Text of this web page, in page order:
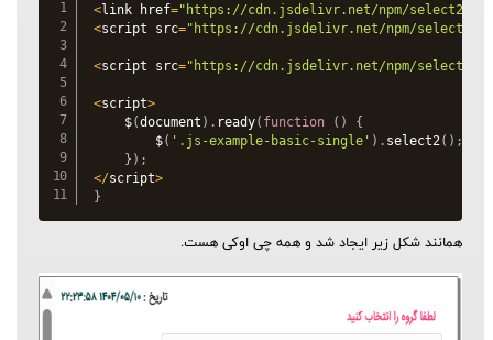
<link href="https://cdn.jsdelivr.net/npm/
<script src="https://cdn.jsdelivr.net/npm/
<script src="https://cdn.jsdelivr.net/npm/
<script>
$(document ) . ready( function ( )
{
$( '.js-example-basic-single' ) . select2( ) ;
} ) ;
</script>
}
همانند شکل زیر ایجاد شد و همه چی اوکی هست.